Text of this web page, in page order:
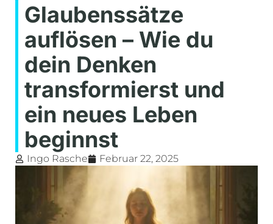
Glaubenssätze
auflösen – Wie du
dein Denken
transformierst und
ein neues Leben
beginnst
Ingo Rasche Februar 22, 2025